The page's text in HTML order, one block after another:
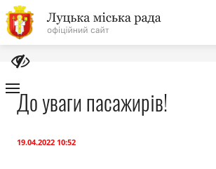
На
головну
До уваги пасажирів!
19.04.2022 10:52